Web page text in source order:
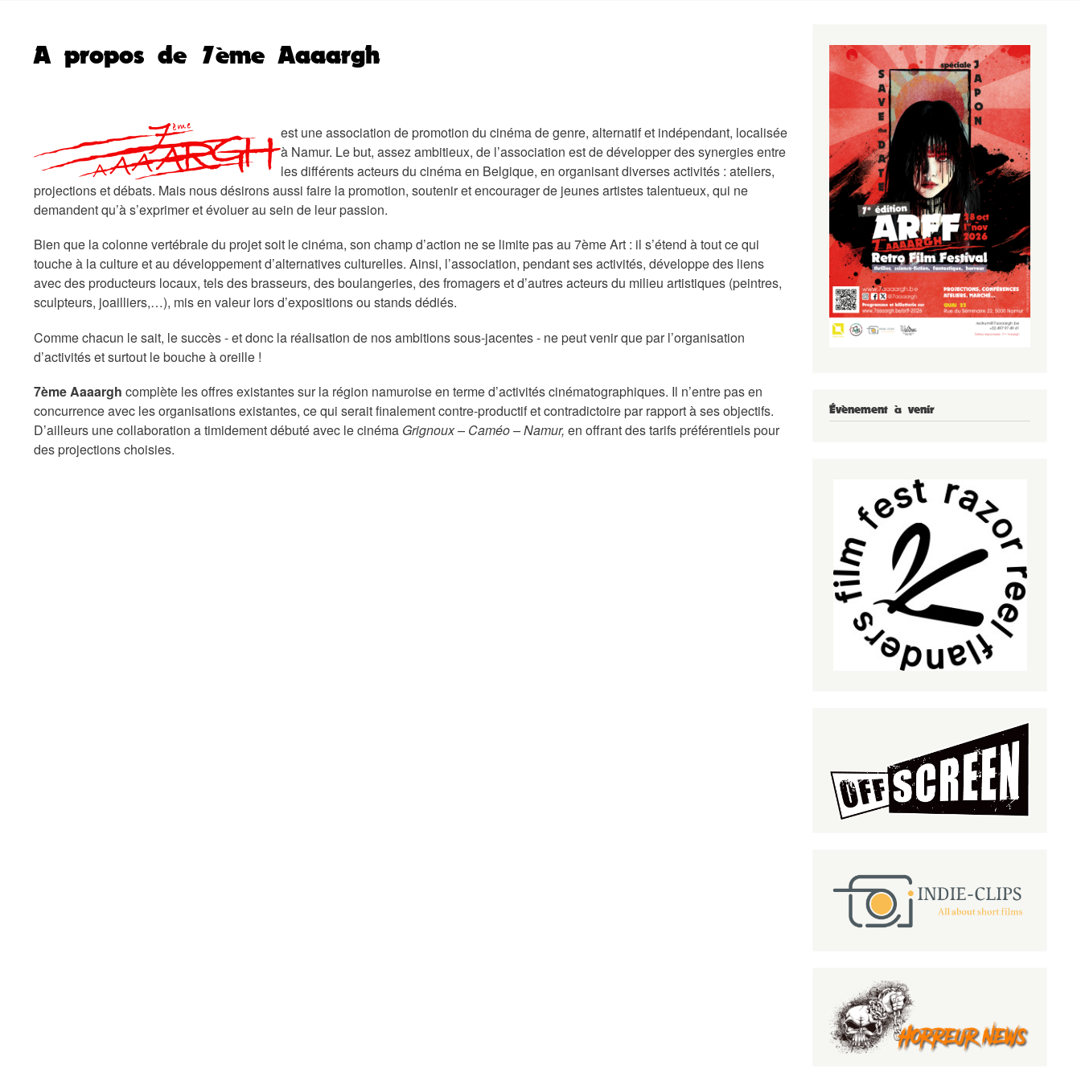
A propos de 7ème Aaaargh
est une association de promotion du cinéma de genre, alternatif et indépendant, localisée
à Namur. Le but, assez ambitieux, de l’association est de développer des synergies entre
les différents acteurs du cinéma en Belgique, en organisant diverses activités : ateliers,
projections et débats. Mais nous désirons aussi faire la promotion, soutenir et encourager de jeunes artistes talentueux, qui ne
demandent qu’à s’exprimer et évoluer au sein de leur passion.
Bien que la colonne vertébrale du projet soit le cinéma, son champ d’action ne se limite pas au 7èmeArt : il s’étend à tout ce qui
touche à la cultureet au développement d’alternativesculturelles. Ainsi, l’association, pendantses activités, développe des liens
avec des producteurs locaux, telsdes brasseurs, des boulangeries, des fromagers et d’autresacteurs du milieu artistiques (peintres,
sculpteurs, joailliers,…), mis en valeur lors d’expositions ou stands dédiés.
Comme chacun le sait, le succès - et donc la réalisation de nos ambitions sous-jacentes - ne peut venir que par l’organisation
d’activités et surtout le bouche à oreille !
7ème Aaaargh complète les offres existantes sur la région namuroise en terme d’activités cinématographiques. Il n’entre pas en
concurrence avec les organisations existantes, ce qui serait finalement contre-productif et contradictoire par rapport à ses objectifs.
D’ailleurs une collaboration a timidementdébutéavec le cinéma Grignoux – Caméo – Namur, en offrant des tarifs préférentiels pour
des projections choisies.
Évènement à venir